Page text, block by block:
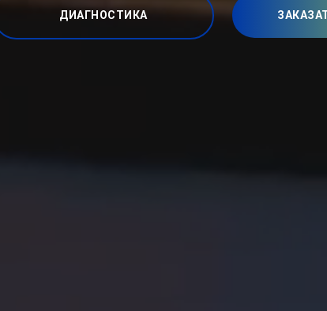
ДИАГНОСТИКА